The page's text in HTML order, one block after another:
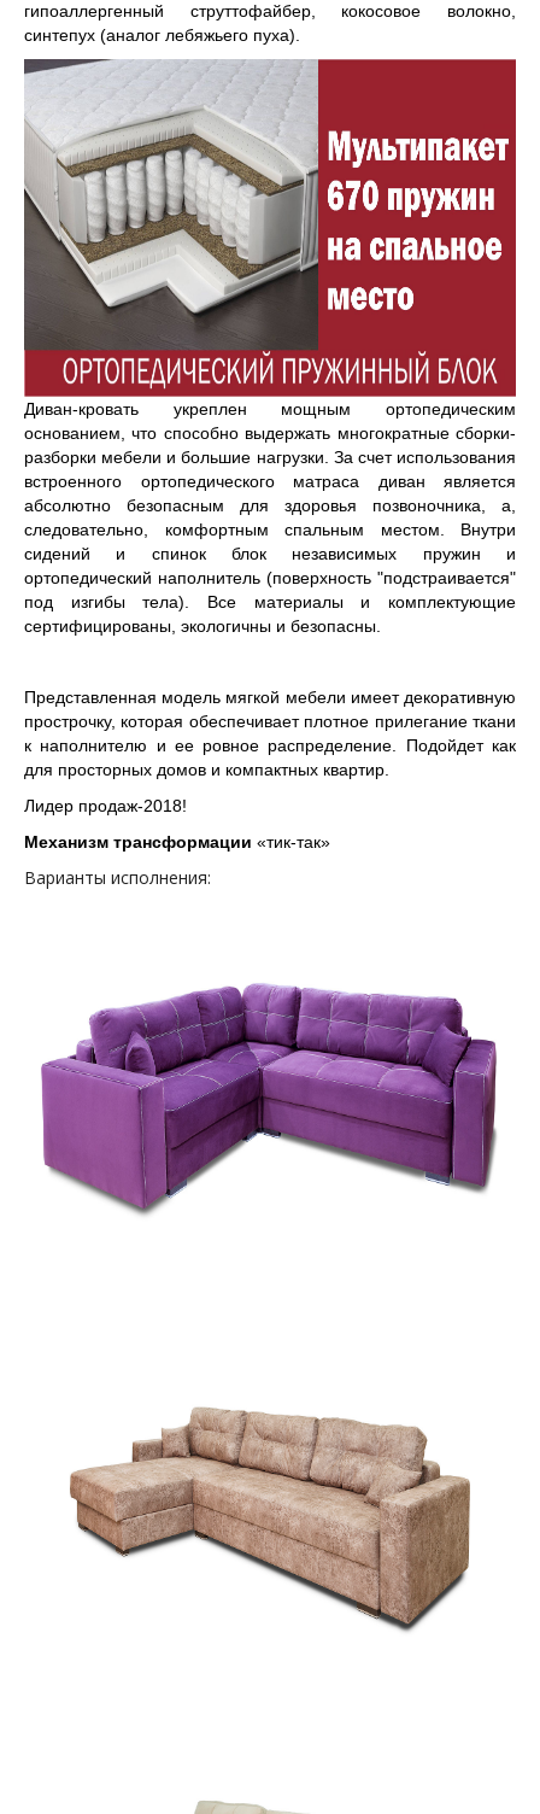
гипоаллергенный струттофайбер, кокосовое волокно,
синтепух (аналог лебяжьего пуха).
Диван-кровать укреплен мощным ортопедическим
основанием, что способно выдержать многократные сборки-
разборки мебели и большие нагрузки. За счет использования
встроенного ортопедического матраса диван является
абсолютно безопасным для здоровья позвоночника, а,
следовательно, комфортным спальным местом. Внутри
сидений и спинок блок независимых пружин и
ортопедический наполнитель (поверхность "подстраивается"
под изгибы тела). Все материалы и комплектующие
сертифицированы, экологичны и безопасны.
Представленная модель мягкой мебели имеет декоративную
прострочку, которая обеспечивает плотное прилегание ткани
к наполнителю и ее ровное распределение. Подойдет как
для просторных домов и компактных квартир.
Лидер продаж-2018!
Механизм трансформации «тик-так»
Варианты исполнения: